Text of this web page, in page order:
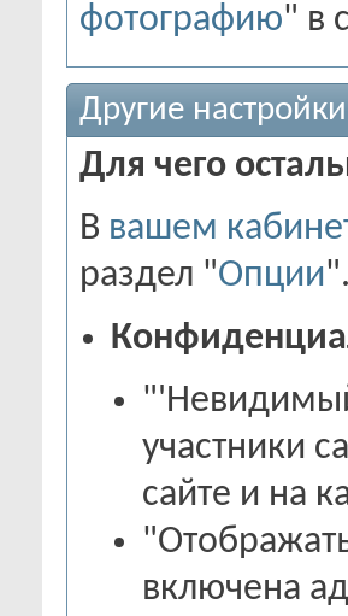
фотографию" в
Другие
Для чего
В вашем
раздел "Опции
участники
сайте и на
включена